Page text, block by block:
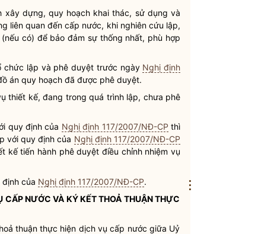
dựng, quy hoạch khai thác, sử dụng và
liên quan đến cấp nước, khi nghiên cứu lập,
có) để bảo đảm sự thống nhất, phù hợp
chức lập và phê duyệt trước ngày Nghị định
án quy hoạch đã được phê duyệt.
thiết kế, đang trong quá trình lập, chưa phê
quy định của Nghị định 117/2007/NĐ-CP thì
với quy định của Nghị định 117/2007/NĐ-CP
kế tiến hành phê duyệt điều chỉnh nhiệm vụ
của Nghị định 117/2007/NĐ-CP.
CẤP NƯỚC VÀ KÝ KẾT THOẢ THUẬN THỰC
thuận thực hiện dịch vụ cấp nước giữa Uỷ
⋮